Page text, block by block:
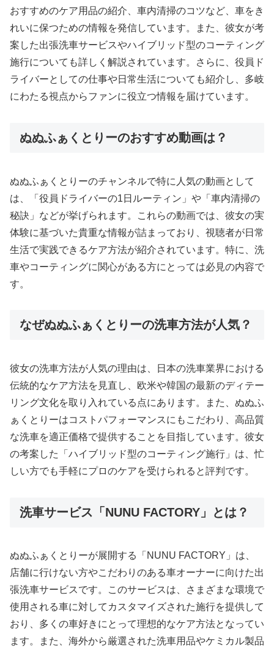
おすすめのケア用品の紹介、車内清掃のコツなど、車をき
れいに保つための情報を発信しています。また、彼女が考
案した出張洗車サービスやハイブリッド型のコーティング
施行についても詳しく解説されています。さらに、役員ド
ライバーとしての仕事や日常生活についても紹介し、多岐
にわたる視点からファンに役立つ情報を届けています。
ぬぬふぁくとりーのおすすめ動画は？
ぬぬふぁくとりーのチャンネルで特に人気の動画として
は、「役員ドライバーの1日ルーティン」や「車内清掃の
秘訣」などが挙げられます。これらの動画では、彼女の実
体験に基づいた貴重な情報が詰まっており、視聴者が日常
生活で実践できるケア方法が紹介されています。特に、洗
車やコーティングに関心がある方にとっては必見の内容で
す。
なぜぬぬふぁくとりーの洗車方法が人気？
彼女の洗車方法が人気の理由は、日本の洗車業界における
伝統的なケア方法を見直し、欧米や韓国の最新のディテー
リング文化を取り入れている点にあります。また、ぬぬふ
ぁくとりーはコストパフォーマンスにもこだわり、高品質
な洗車を適正価格で提供することを目指しています。彼女
の考案した「ハイブリッド型のコーティング施行」は、忙
しい方でも手軽にプロのケアを受けられると評判です。
洗車サービス「NUNU FACTORY」とは？
ぬぬふぁくとりーが展開する「NUNU FACTORY」は、
店舗に行けない方やこだわりのある車オーナーに向けた出
張洗車サービスです。このサービスは、さまざまな環境で
使用される車に対してカスタマイズされた施行を提供して
おり、多くの車好きにとって理想的なケア方法となってい
ます。また、海外から厳選された洗車用品やケミカル製品